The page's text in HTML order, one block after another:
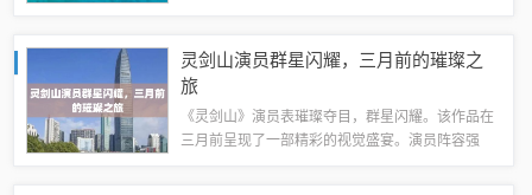
简洁明了，字数控制在100-200字以内...
灵剑山演员群星闪耀，三月前的璀璨之
旅
《灵剑山》演员表璀璨夺目，群星闪耀。该作品在
三月前呈现了一部精彩的视觉盛宴。演员阵容强